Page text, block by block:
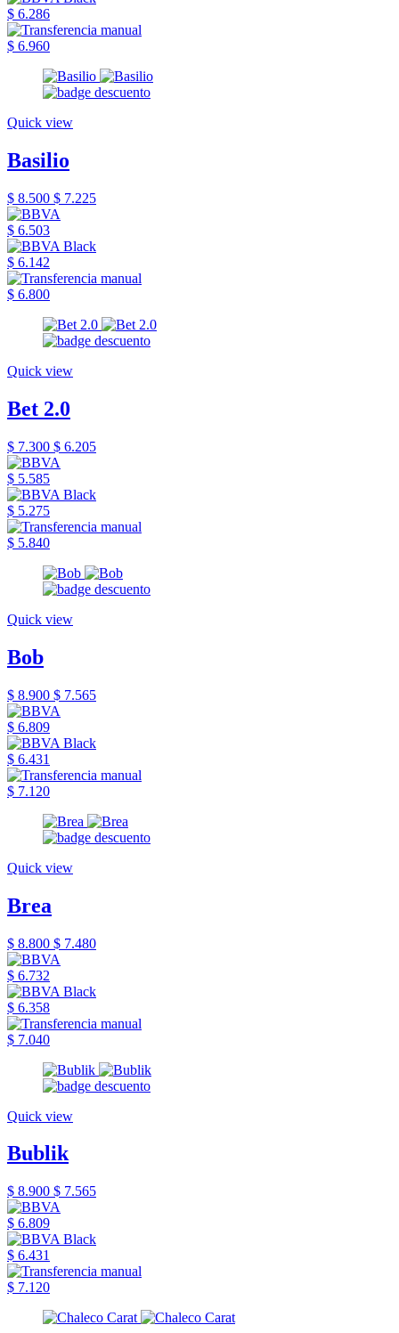
$ 6.286
$ 6.960
Quick view
Basilio
$ 8.500 $ 7.225
$ 6.503
$ 6.142
$ 6.800
Quick view
Bet 2.0
$ 7.300 $ 6.205
$ 5.585
$ 5.275
$ 5.840
Quick view
Bob
$ 8.900 $ 7.565
$ 6.809
$ 6.431
$ 7.120
Quick view
Brea
$ 8.800 $ 7.480
$ 6.732
$ 6.358
$ 7.040
Quick view
Bublik
$ 8.900 $ 7.565
$ 6.809
$ 6.431
$ 7.120